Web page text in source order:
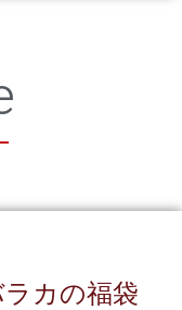
ラカの福袋